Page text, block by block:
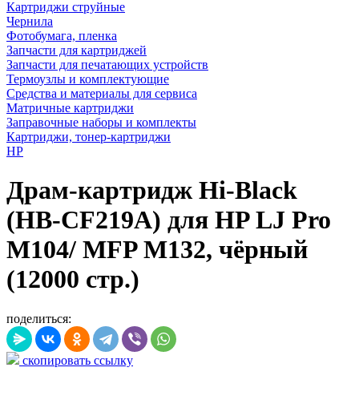
Картриджи струйные
Чернила
Фотобумага, пленка
Запчасти для картриджей
Запчасти для печатающих устройств
Термоузлы и комплектующие
Средства и материалы для сервиса
Матричные картриджи
Заправочные наборы и комплекты
Картриджи, тонер-картриджи
HP
Драм-картридж Hi-Black
(HB-CF219A) для HP LJ Pro
M104/ MFP M132, чёрный
(12000 стр.)
поделиться:
скопировать ссылку